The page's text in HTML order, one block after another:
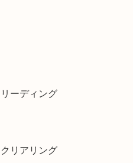
ーディング
リアリング